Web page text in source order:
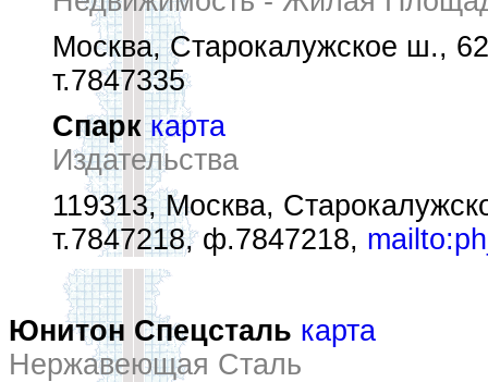
Москва, Старокалужское ш., 62
т.7847335
Спарк карта
Издательства
119313, Москва,
т.7847218, ф.7847218,
Юнитон Спецсталь карта
Нержавеющая Сталь